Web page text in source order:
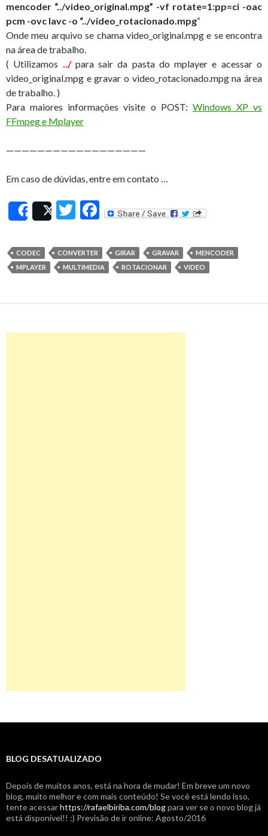
mencoder “../video_original.mpg” -vf rotate=1:pp=ci -oac
pcm -ovc lavc -o “../video_rotacionado.mpg“
Onde meu arquivo se chama video_original.mpg e se encontra
na área de trabalho.
( Utilizamos ../para sair da pasta do mplayer e acessar o
video_original.mpg e gravar o video_rotacionado.mpg na área
de trabalho. )
Para maiores informações visite o POST: Windows XP vs
FFmpeg e Mplayer
——————————————————
Em caso de dúvidas, entre em contato …
SharePostT
itt
er
F
e
b
o
CODEC CONVERTER GIRAR GRAVAR
MENCODER
MPLAYER
MULTIMEDIA ROTACIONAR VIDEO
BLOG DESATUALIZADO
Depois de muitos anos, está na hora de mudar! Em breve um novo
blog, muito melhor e com mais conteúdo! Se você está lendo isso,
tente acessarhttps://rafaelbiriba.com/blogpara ver se o novo blog já
está disponível!! :) Previsão de ir online: Agosto/2016